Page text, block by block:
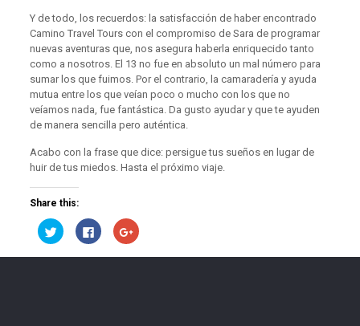
Y de todo, los recuerdos: la satisfacción de haber encontrado
Camino Travel Tours con el compromiso de Sara de programar
nuevas aventuras que, nos asegura haberla enriquecido tanto
como a nosotros. El 13 no fue en absoluto un mal número para
sumar los que fuimos. Por el contrario, la camaradería y ayuda
mutua entre los que veían poco o mucho con los que no
veíamos nada, fue fantástica. Da gusto ayudar y que te ayuden
de manera sencilla pero auténtica.
Acabo con la frase que dice: persigue tus sueños en lugar de
huir de tus miedos. Hasta el próximo viaje.
Share this:
Haz
clic
compartir
Haz
clic
compartir
Haz
clic
compartir